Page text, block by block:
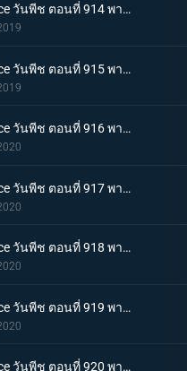
One piece วันพีช ตอนที่ 914 พากย์ไทย การต่อสู้อันดุเดือด ลูฟี่ที่บุกเข้าใส่ปะทะไคโด
One piece วันพีช ตอนที่ 915 พากย์ไทย การทำลายล้าง! ท่าไม้ตายเผด็จศึกอัสนีแปดทิศ!
One piece วันพีช ตอนที่ 916 พากย์ไทย ลูฟี่ผู้ถูกเย้ยหยัน นรกบนดินที่เหมืองนักโทษ
One piece วันพีช ตอนที่ 917 พากย์ไทย ดินแดนศักดิ์สิทธิ์สั่นคลอน หนวดดำ 1 ใน 4 จักรพรรดิผู้ไม่เกรงกลัวใคร
One piece วันพีช ตอนที่ 918 พากย์ไทย เริ่มดำเนินการ แผนการใหญ่โค่นล้มไคโด!
One piece วันพีช ตอนที่ 919 พากย์ไทย ความโกลาหล! นักโทษลูฟี่กับคิด!
One piece วันพีช ตอนที่ 920 พากย์ไทย ร้านสุดดัง! โซบะหมายเลข 18 ของซันจิ!